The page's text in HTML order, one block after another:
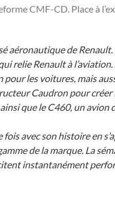
CMF-CD. Place à
aéronautique de
relie Renault à
les voitures, mais
Caudron pour
que le C460, un
avec son histoire en
de la marque. La
instantanément